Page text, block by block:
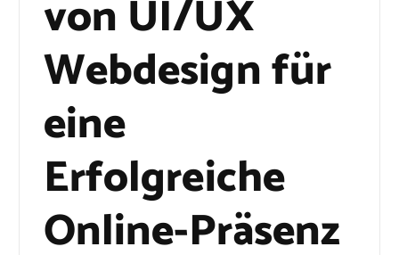
von UI/UX
Webdesign für
eine
Erfolgreiche
Online-Präsenz